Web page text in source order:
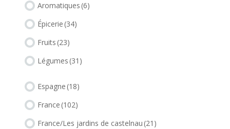
Aromatiques (6)
Épicerie (34)
Fruits (23)
Légumes (31)
Espagne (18)
France (102)
France/Les jardins de castelnau (21)